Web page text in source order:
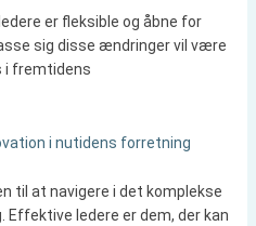
er fleksible og åbne for
sig disse ændringer vil være
i fremtidens
i nutidens forretning
til at navigere i det komplekse
Effektive ledere er dem, der kan